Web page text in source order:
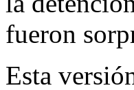
fueron
Esta